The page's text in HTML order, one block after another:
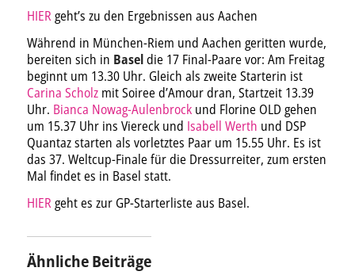
HIERgeht’s zu den Ergebnissen aus Aachen
Während in München-Riem und Aachen geritten wurde,
bereiten sich in Baseldie 17 Final-Paare vor: Am Freitag
beginnt um 13.30 Uhr. Gleich als zweite Starterin ist
Carina Scholzmit Soiree d’Amour dran, Startzeit 13.39
Uhr. Bianca Nowag-Aulenbrockund Florine OLD gehen
um 15.37 Uhr ins Viereck und Isabell Werth und DSP
Quantaz starten als vorletztes Paar um 15.55 Uhr. Es ist
das 37. Weltcup-Finale für die Dressurreiter, zum ersten
Mal findet es in Basel statt.
HIERgeht es zur GP-Starterliste aus Basel.
Ähnliche Beiträge